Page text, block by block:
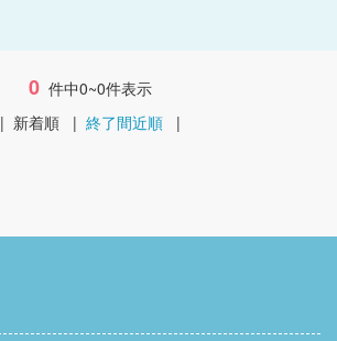
0 件中0~0件表示
| 新着順 | 終了間近順 |